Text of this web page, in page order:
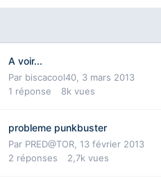
A voir...
Par biscacool40 3 mars 2013
1 réponse 8k vues
probleme punkbuster
Par PRED@TOR 13 février 2013
2 réponses 2,7k vues